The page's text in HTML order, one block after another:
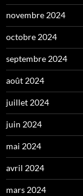
novembre 2024
octobre 2024
septembre 2024
août 2024
juillet 2024
juin 2024
mai 2024
avril 2024
mars 2024